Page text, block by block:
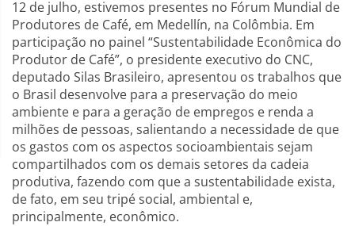
12 de julho, estivemos presentes no Fórum Mundial de
Produtores de Café, em Medellín, na Colômbia. Em
participação no painel “Sustentabilidade Econômica do
Produtor de Café”, o presidente executivo do CNC,
deputado Silas Brasileiro, apresentou os trabalhos que
o Brasil desenvolve para a preservação do meio
ambiente e para a geração de empregos e renda a
milhões de pessoas, salientando a necessidade de que
os gastos com os aspectos socioambientais sejam
compartilhados com os demais setores da cadeia
produtiva, fazendo com que a sustentabilidade exista,
de fato, em seu tripé social, ambiental e,
principalmente, econômico.